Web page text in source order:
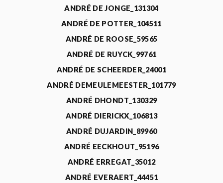
ANDRÉ DE JONGE_131304
ANDRÉ DE POTTER_104511
ANDRÉ DE ROOSE_59565
ANDRÉ DE RUYCK_99761
ANDRÉ DE SCHEERDER_24001
ANDRÉ DEMEULEMEESTER_101779
ANDRÉ DHONDT_130329
ANDRÉ DIERICKX_106813
ANDRÉ DUJARDIN_89960
ANDRÉ EECKHOUT_95196
ANDRÉ ERREGAT_35012
ANDRÉ EVERAERT_44451